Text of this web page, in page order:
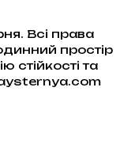
Всі права
простір
стійкості та